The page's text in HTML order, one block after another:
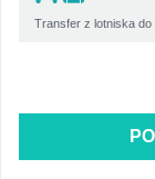
Transfer z lotniska do